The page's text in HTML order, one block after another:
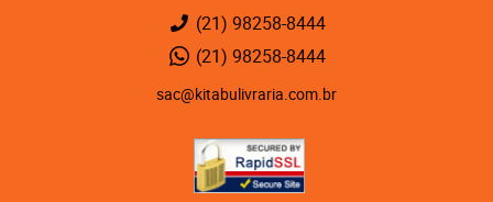
(21) 98258-8444
(21) 98258-8444
sac@kitabulivraria.com.br